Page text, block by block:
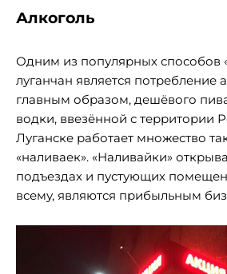
Алкоголь
Одним из популярных способов
луганчан является потребление
главным образом, дешёвого
водки, ввезённой с территории
Луганске работает множество
«наливаек». «Наливайки»
подъездах и пустующих
всему, являются прибыльным